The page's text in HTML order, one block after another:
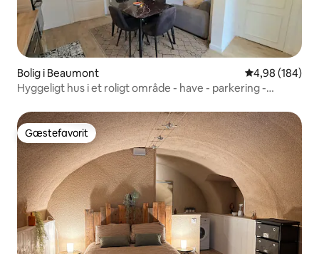
Bolig i Beaumont 4,98 ud af 5 i
4,98 (184)
Hyggeligt hus i et roligt område - have - parkering -
Gæstefavorit
Gæstefavorit